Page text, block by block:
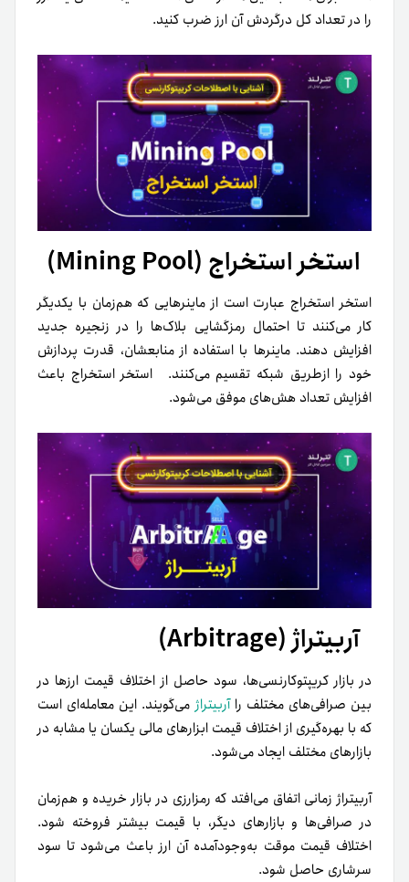
را در تعداد کل در‌گردش آن ارز ضرب کنید.
استخر استخراج (Mining Pool)
استخر استخراج عبارت است از ماینرهایی که هم‌زمان با یکدیگر
کار می‌کنند تا احتمال رمزگشایی بلاک‌ها را در زنجیره جدید
افزایش دهند. ماینرها با استفاده از منابعشان، قدرت پردازش
خود را ازطریق شبکه تقسیم می‌کنند. استخر استخراج باعث
افزایش تعداد هش‌های موفق می‌شود.
آربیتراژ (Arbitrage)
در بازار کریپتوکارنسی‌ها، سود حاصل از اختلاف قیمت ارزها در
بین صرافی‌های مختلف راآربیتراژ می‌گویند. این معامله‌ای است
که با بهره‌گیری از اختلاف قیمت ابزارهای مالی یکسان یا مشابه در
بازارهای مختلف ایجاد می‌شود.
آربیتراژ زمانی اتفاق می‌افتد که رمزارزی در بازار خریده و هم‌زمان
در صرافی‌ها و بازارهای دیگر، با قیمت بیشتر فروخته شود.
اختلاف قیمت موقت به‌وجود‌آمده آن ارز باعث می‌شود تا سود
سرشاری حاصل شود.